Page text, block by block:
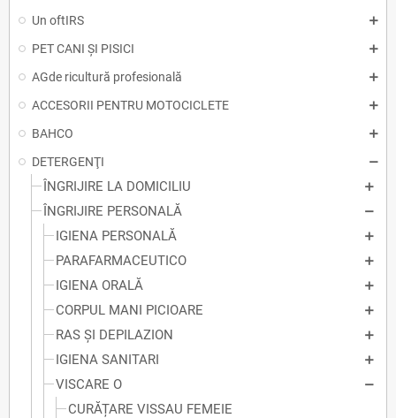
Un oftIRS
PET CANI ȘI PISICI
AGde ricultură profesională
ACCESORII PENTRU MOTOCICLETE
BAHCO
DETERGENŢI
ÎNGRIJIRE LA DOMICILIU
ÎNGRIJIRE PERSONALĂ
IGIENA PERSONALĂ
PARAFARMACEUTICO
IGIENA ORALĂ
CORPUL MANI PICIOARE
RAS ȘI DEPILAZION
IGIENA SANITARI
VISCARE O
CURĂȚARE VISSAU FEMEIE